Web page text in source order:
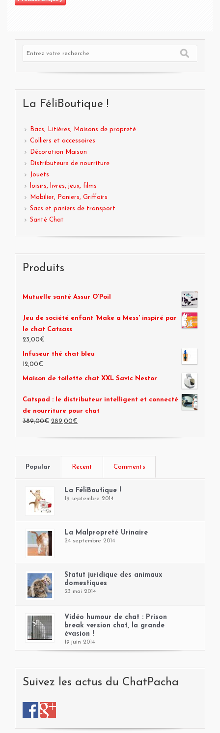
La FéliBoutique !
Bacs, Litières, Maisons de propreté
Colliers et accessoires
Décoration Maison
Distributeurs de nourriture
Jouets
loisirs, livres, jeux, films
Mobilier, Paniers, Griffoirs
Sacs et paniers de transport
Santé Chat
Produits
Mutuelle santé Assur O'Poil
Jeu de société enfant 'Make a Mess' inspiré par
le chat Catsass
23,00€
Infuseur thé chat bleu
12,00€
Maison de toilette chat XXL Savic Nestor
Catspad : le distributeur intelligent et connecté
de nourriture pour chat
389,00€ 289,00€
Popular Recent Comments
La FéliBoutique !
19 septembre 2014
La Malpropreté Urinaire
24 septembre 2014
Statut juridique des animaux
domestiques
23 mai 2014
Vidéo humour de chat : Prison
break version chat, la grande
évasion !
19 juin 2014
Suivez les actus du ChatPacha